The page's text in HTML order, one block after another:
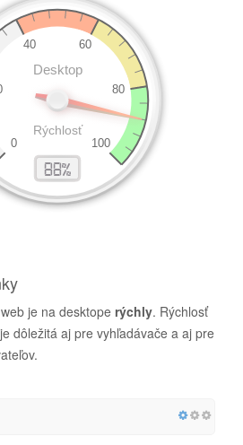
je na desktope rýchly. Rýchlosť
dôležitá aj pre vyhľadávače a aj pre